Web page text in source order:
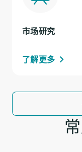
市场研究
了解更多